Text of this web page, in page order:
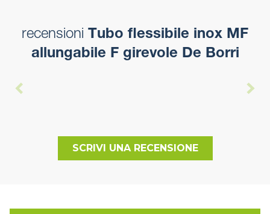
recensioni Tubo flessibile inox MF
allungabile F girevole De Borri
SCRIVI UNA RECENSIONE